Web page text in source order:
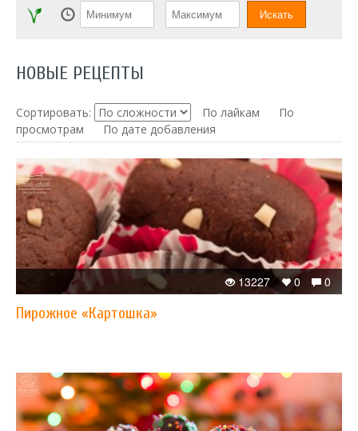
НОВЫЕ РЕЦЕПТЫ
Сортировать: По лайкам
По
просмотрам
По дате добавления
0
0
13227
Пирожное «Картошка»